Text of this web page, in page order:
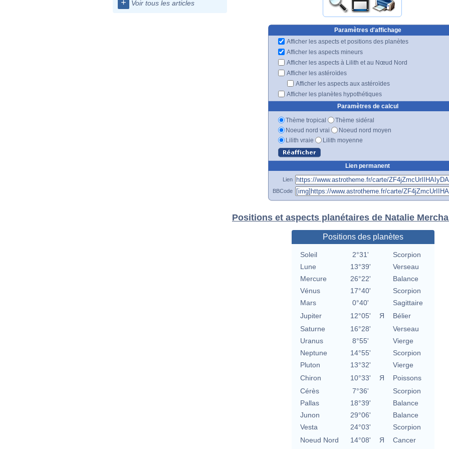
+ Voir tous les articles
Paramètres d'affichage
Afficher les aspects et positions des planètes
Afficher les aspects mineurs
Afficher les aspects à Lilith et au Nœud Nord
Afficher les astéroïdes
Afficher les aspects aux astéroïdes
Afficher les planètes hypothétiques
Paramètres de calcul
Thème tropical
Thème sidéral
Noeud nord vrai
Noeud nord moyen
Lilith vraie
Lilith moyenne
Lien permanent
Lien
BBCode
Positions et aspects planétaires de Natalie
Positions des planètes
Soleil 2°31'
Scorpion
Lune
13°39'
Verseau
Mercure
26°22'
Balance
Vénus
17°40'
Scorpion
Mars
0°40'
Sagittaire
Jupiter
12°05' Я
Bélier
Saturne
16°28'
Verseau
Uranus
8°55'
Vierge
Neptune
14°55'
Scorpion
Pluton
13°32'
Vierge
Chiron
10°33' Я
Poissons
Cérès
7°36'
Scorpion
Pallas
18°39'
Balance
Junon
29°06'
Balance
Vesta
24°03'
Scorpion
Noeud Nord
14°08' Я Cancer